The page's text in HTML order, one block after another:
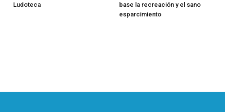
Ludoteca
base la recreación y el sano
esparcimiento